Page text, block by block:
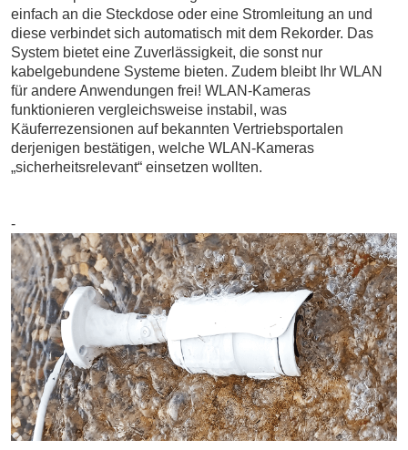
einfach an die Steckdose oder eine Stromleitung an und
diese verbindet sich automatisch mit dem Rekorder. Das
System bietet eine Zuverlässigkeit, die sonst nur
kabelgebundene Systeme bieten. Zudem bleibt Ihr WLAN
für andere Anwendungen frei! WLAN-Kameras
funktionieren vergleichsweise instabil, was
Käuferrezensionen auf bekannten Vertriebsportalen
derjenigen bestätigen, welche WLAN-Kameras
„sicherheitsrelevant“ einsetzen wollten.
-